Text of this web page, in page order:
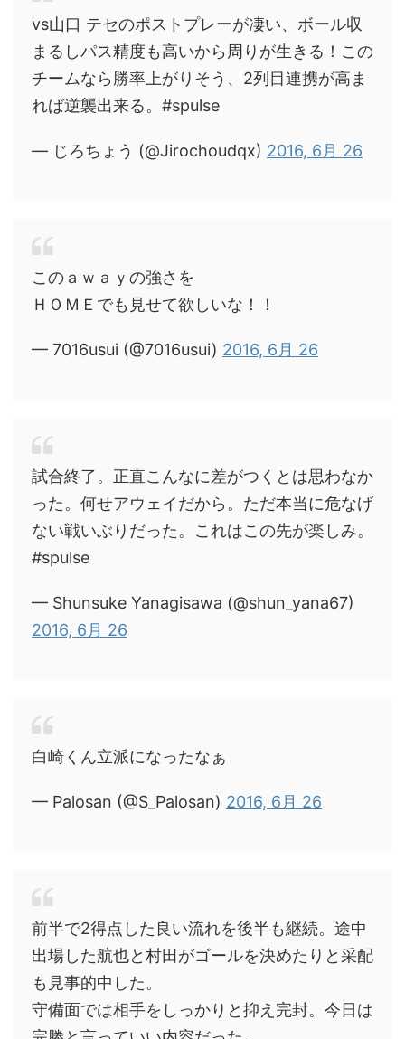
vs山口 テセのポストプレーが凄い、ボール収
まるしパス精度も高いから周りが生きる！この
チームなら勝率上がりそう、2列目連携が高ま
れば逆襲出来る。#spulse
— じろちょう (@Jirochoudqx) 2016, 6月 26
このａｗａｙの強さを
ＨＯＭＥでも見せて欲しいな！！
— 7016usui (@7016usui) 2016, 6月 26
試合終了。正直こんなに差がつくとは思わなか
った。何せアウェイだから。ただ本当に危なげ
ない戦いぶりだった。これはこの先が楽しみ。
#spulse
— Shunsuke Yanagisawa (@shun_yana67)
2016, 6月 26
白崎くん立派になったなぁ
— Palosan (@S_Palosan) 2016, 6月 26
前半で2得点した良い流れを後半も継続。途中
出場した航也と村田がゴールを決めたりと采配
も見事的中した。
守備面では相手をしっかりと抑え完封。今日は